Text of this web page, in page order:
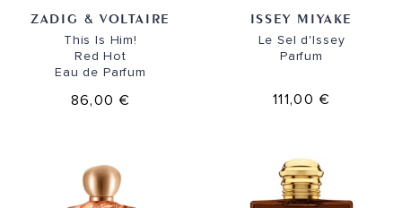
ZADIG & VOLTAIRE
This Is Him!
Red Hot
Eau de Parfum
86,00 €
ISSEY MIYAKE
Le Sel d'Issey
Parfum
111,00 €